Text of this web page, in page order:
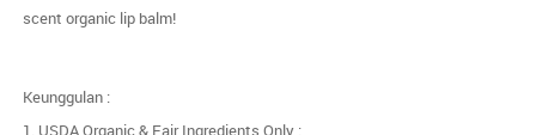
scent organic lip balm!
Keunggulan :
1. USDA Organic & Fair Ingredients Only :